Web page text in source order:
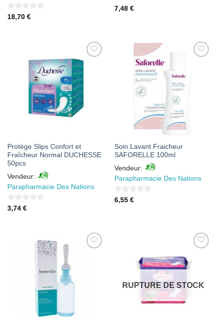
0
18,70 €
0
7,48 €
AJOUTER
À MES
FAVORIS
Protège Slips Confort et
Fraîcheur Normal DUCHESSE
50pcs
Vendeur:
Parapharmacie Des Nations
0
3,74 €
Soin Lavant Fraicheur
SAFORELLE 100ml
Vendeur:
Parapharmacie Des Nations
0
6,55 €
AJOUTER
FAVORIS
AJOUTER
À MES
RUPTURE DE STOCK